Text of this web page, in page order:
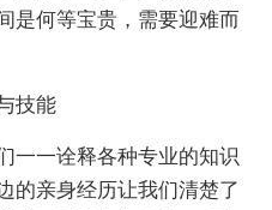
是何等宝贵，需要迎难而
技能
一一诠释各种专业的知识
的亲身经历让我们清楚了